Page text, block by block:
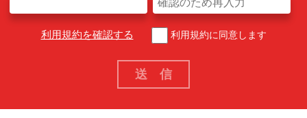
利用規約を確認する 利用規約に同意します